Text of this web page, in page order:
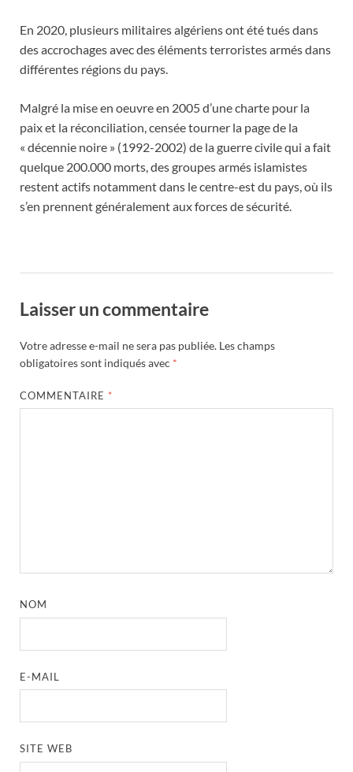
En 2020, plusieurs militaires algériens ont été tués dans
des accrochages avec des éléments terroristes armés dans
différentes régions du pays.
Malgré la mise en oeuvre en 2005 d’une charte pour la
paix et la réconciliation, censée tourner la page de la
« décennie noire » (1992-2002) de la guerre civile qui a fait
quelque 200.000 morts, des groupes armés islamistes
restent actifs notamment dans le centre-est du pays, où ils
s’en prennent généralement aux forces de sécurité.
Laisser un commentaire
Votre adresse e-mail ne sera pas publiée. Les champs
obligatoires sont indiqués avec *
COMMENTAIRE *
NOM
E-MAIL
SITE WEB